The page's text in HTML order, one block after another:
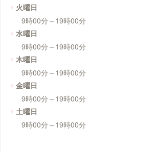
火曜日
9時00分～19時00分
水曜日
9時00分～19時00分
木曜日
9時00分～19時00分
金曜日
9時00分～19時00分
土曜日
9時00分～19時00分